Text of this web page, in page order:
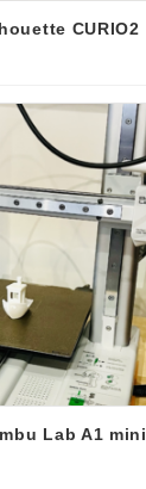
CURIO2
Lab A1 mini